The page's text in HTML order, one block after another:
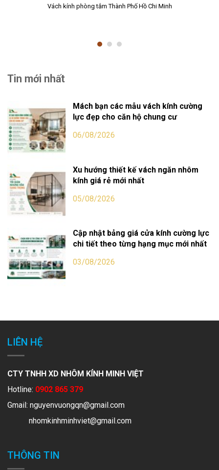
Vách kính phòng tắm Thành Phố Hồ Chi Minh
Tin mới nhất
Mách bạn các mẫu vách kính cường
lực đẹp cho căn hộ chung cư
06/08/2026
Xu hướng thiết kế vách ngăn nhôm
kính giá rẻ mới nhất
05/08/2026
Cập nhật bảng giá cửa kính cường lực
chi tiết theo từng hạng mục mới nhất
03/08/2026
LIÊN HỆ
CTY TNHH XD NHÔM KÍNH MINH VIỆT
Hotline: 0902 865 379
Gmail: nguyenvuongqn@gmail.com
nhomkinhminhviet@gmail.com
THÔNG TIN